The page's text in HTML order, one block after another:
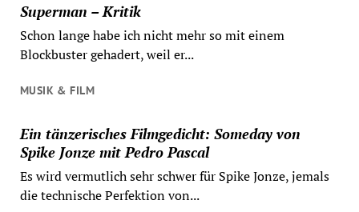
Superman – Kritik
Schon lange habe ich nicht mehr so mit einem
Blockbuster gehadert, weil er...
MUSIK & FILM
Ein tänzerisches Filmgedicht: Someday von
Spike Jonze mit Pedro Pascal
Es wird vermutlich sehr schwer für Spike Jonze, jemals
die technische Perfektion von...